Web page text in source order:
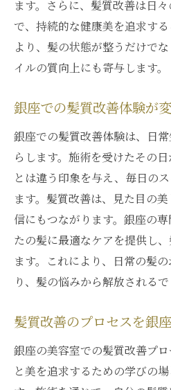
ます。さらに、髪質改善は日
で、持続的な健康美を追求す
より、髪の状態が整うだけで
イルの質向上にも寄与します。
銀座での髪質改善体験が
銀座での髪質改善体験は、日
らします。施術を受けたその
とは違う印象を与え、毎日の
ます。髪質改善は、見た目の
信にもつながります。銀座の
たの髪に最適なケアを提供し
ます。これにより、日常の髪
り、髪の悩みから解放されるで
髪質改善のプロセスを銀
銀座の美容室での髪質改善プ
と美を追求するための学びの